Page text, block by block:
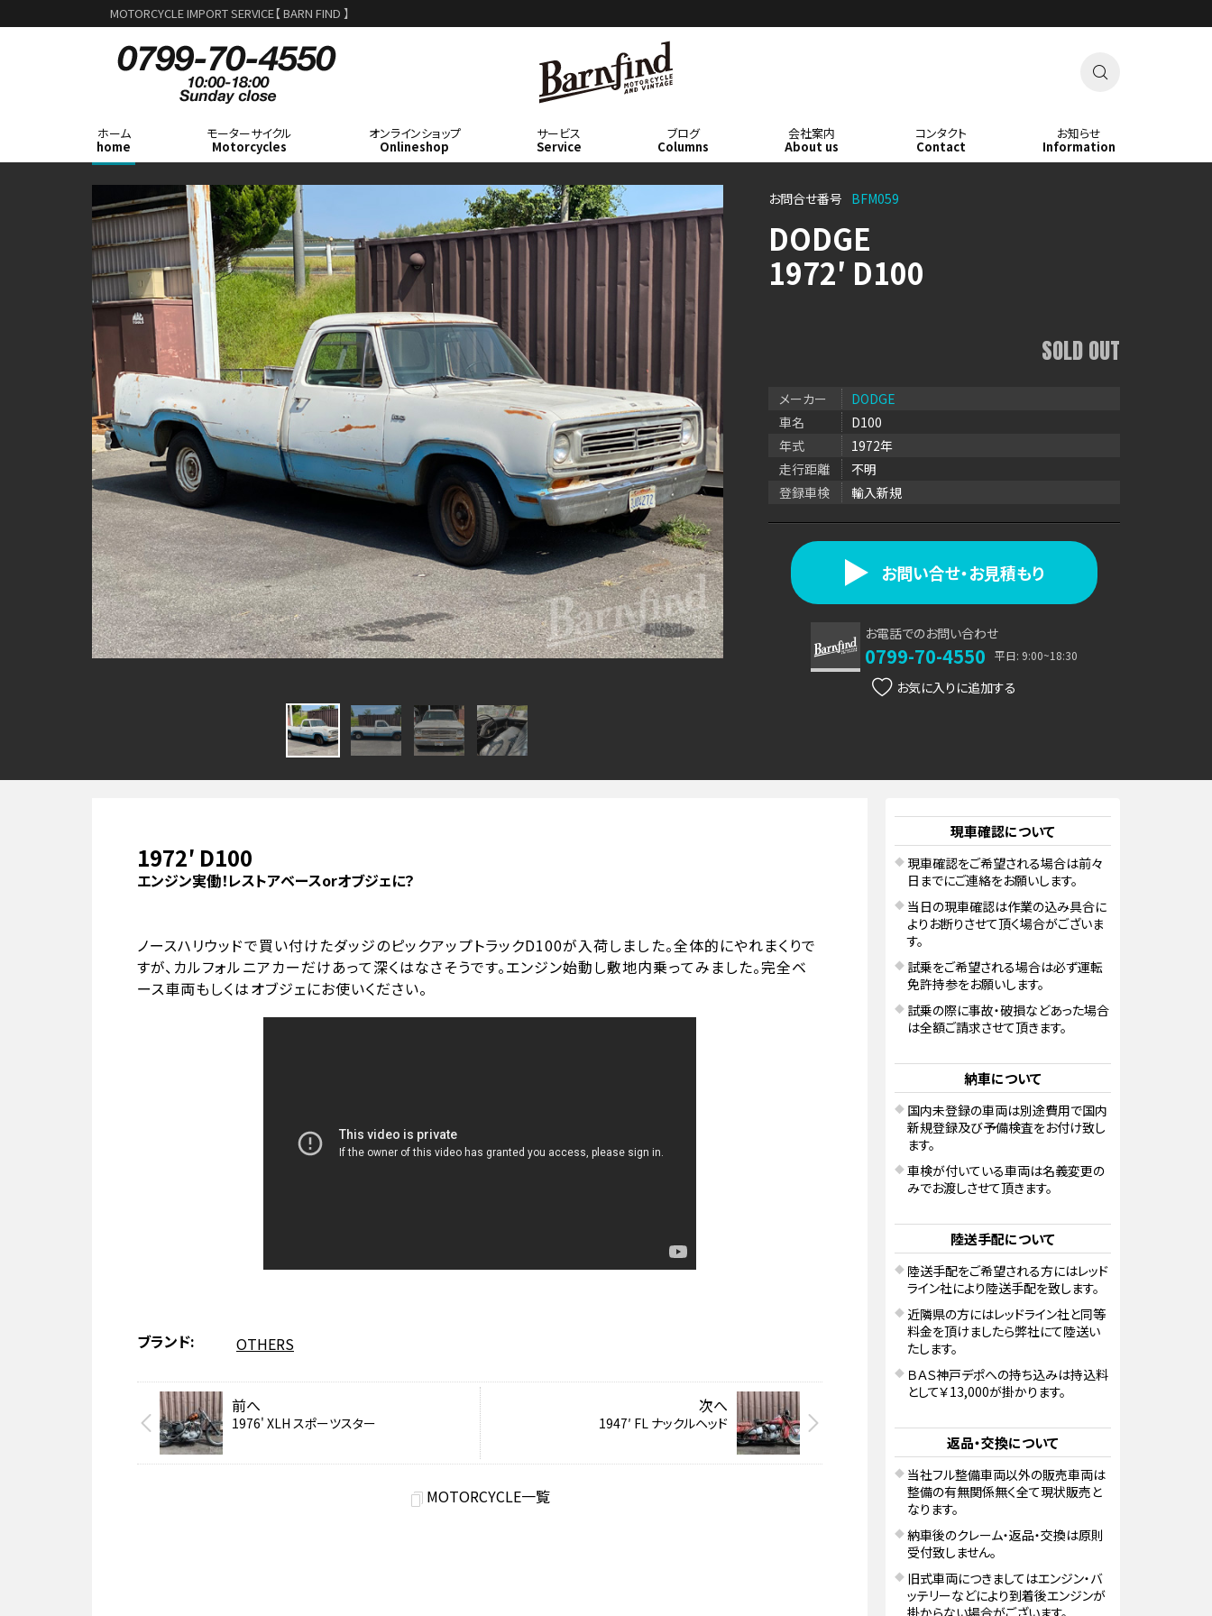
MOTORCYCLE IMPORT SERVICE【 BARN FIND 】
BARNFIN
D

ホーム
home
モーターサイクル
Motorcycles
オンラインショップ
Onlineshop
サービス
Service
ブログ
Columns
会社案内
About us
コンタクト
Contact
お知らせ
Information
お問合せ番号 BFM059
DODGE
1972′ D100
SOLD OUT
メーカー
DODGE
車名
D100
年式
1972年
走行距離
不明
登録車検
輸入新規
お問い合せ・お見積もり
お電話でのお問い合わせ
0799-70-4550 平日: 9:00~18:30
お気に入り
1972′ D100
エンジン実働！レストアベースorオブジェに？
ノースハリウッドで買い付けたダッジのピックアップトラックD100が入荷しました。全体的にやれまくりで
すが、カルフォルニアカーだけあって深くはなさそうです。エンジン始動し敷地内乗ってみました。完全ベ
ース車両もしくはオブジェにお使いください。
ブランド OTHERS
前へ
1976' XLH スポーツスター
次へ
1947′ FL ナックルヘッド
MOTORCYCLE一覧
現車確認について
現車確認をご希望される場合は前々
日までにご連絡をお願いします。
当日の現車確認は作業の込み具合に
よりお断りさせて頂く場合がございま
す。
試乗をご希望される場合は必ず運転
免許持参をお願いします。
試乗の際に事故・破損などあった場合
は全額ご請求させて頂きます。
納車について
国内未登録の車両は別途費用で国内
新規登録及び予備検査をお付け致し
ます。
車検が付いている車両は名義変更の
みでお渡しさせて頂きます。
陸送手配について
陸送手配をご希望される方にはレッド
ライン社により陸送手配を致します。
近隣県の方にはレッドライン社と同等
料金を頂けましたら弊社にて陸送い
たします。
ＢＡＳ神戸デポへの持ち込みは持込料
として￥13,000が掛かります。
返品・交換について
当社フル整備車両以外の販売車両は
整備の有無関係無く全て現状販売と
なります。
納車後のクレーム・返品・交換は原則
受付致しません。
旧式車両につきましてはエンジン・バ
ッテリーなどにより到着後エンジンが
掛からない場合がございます。